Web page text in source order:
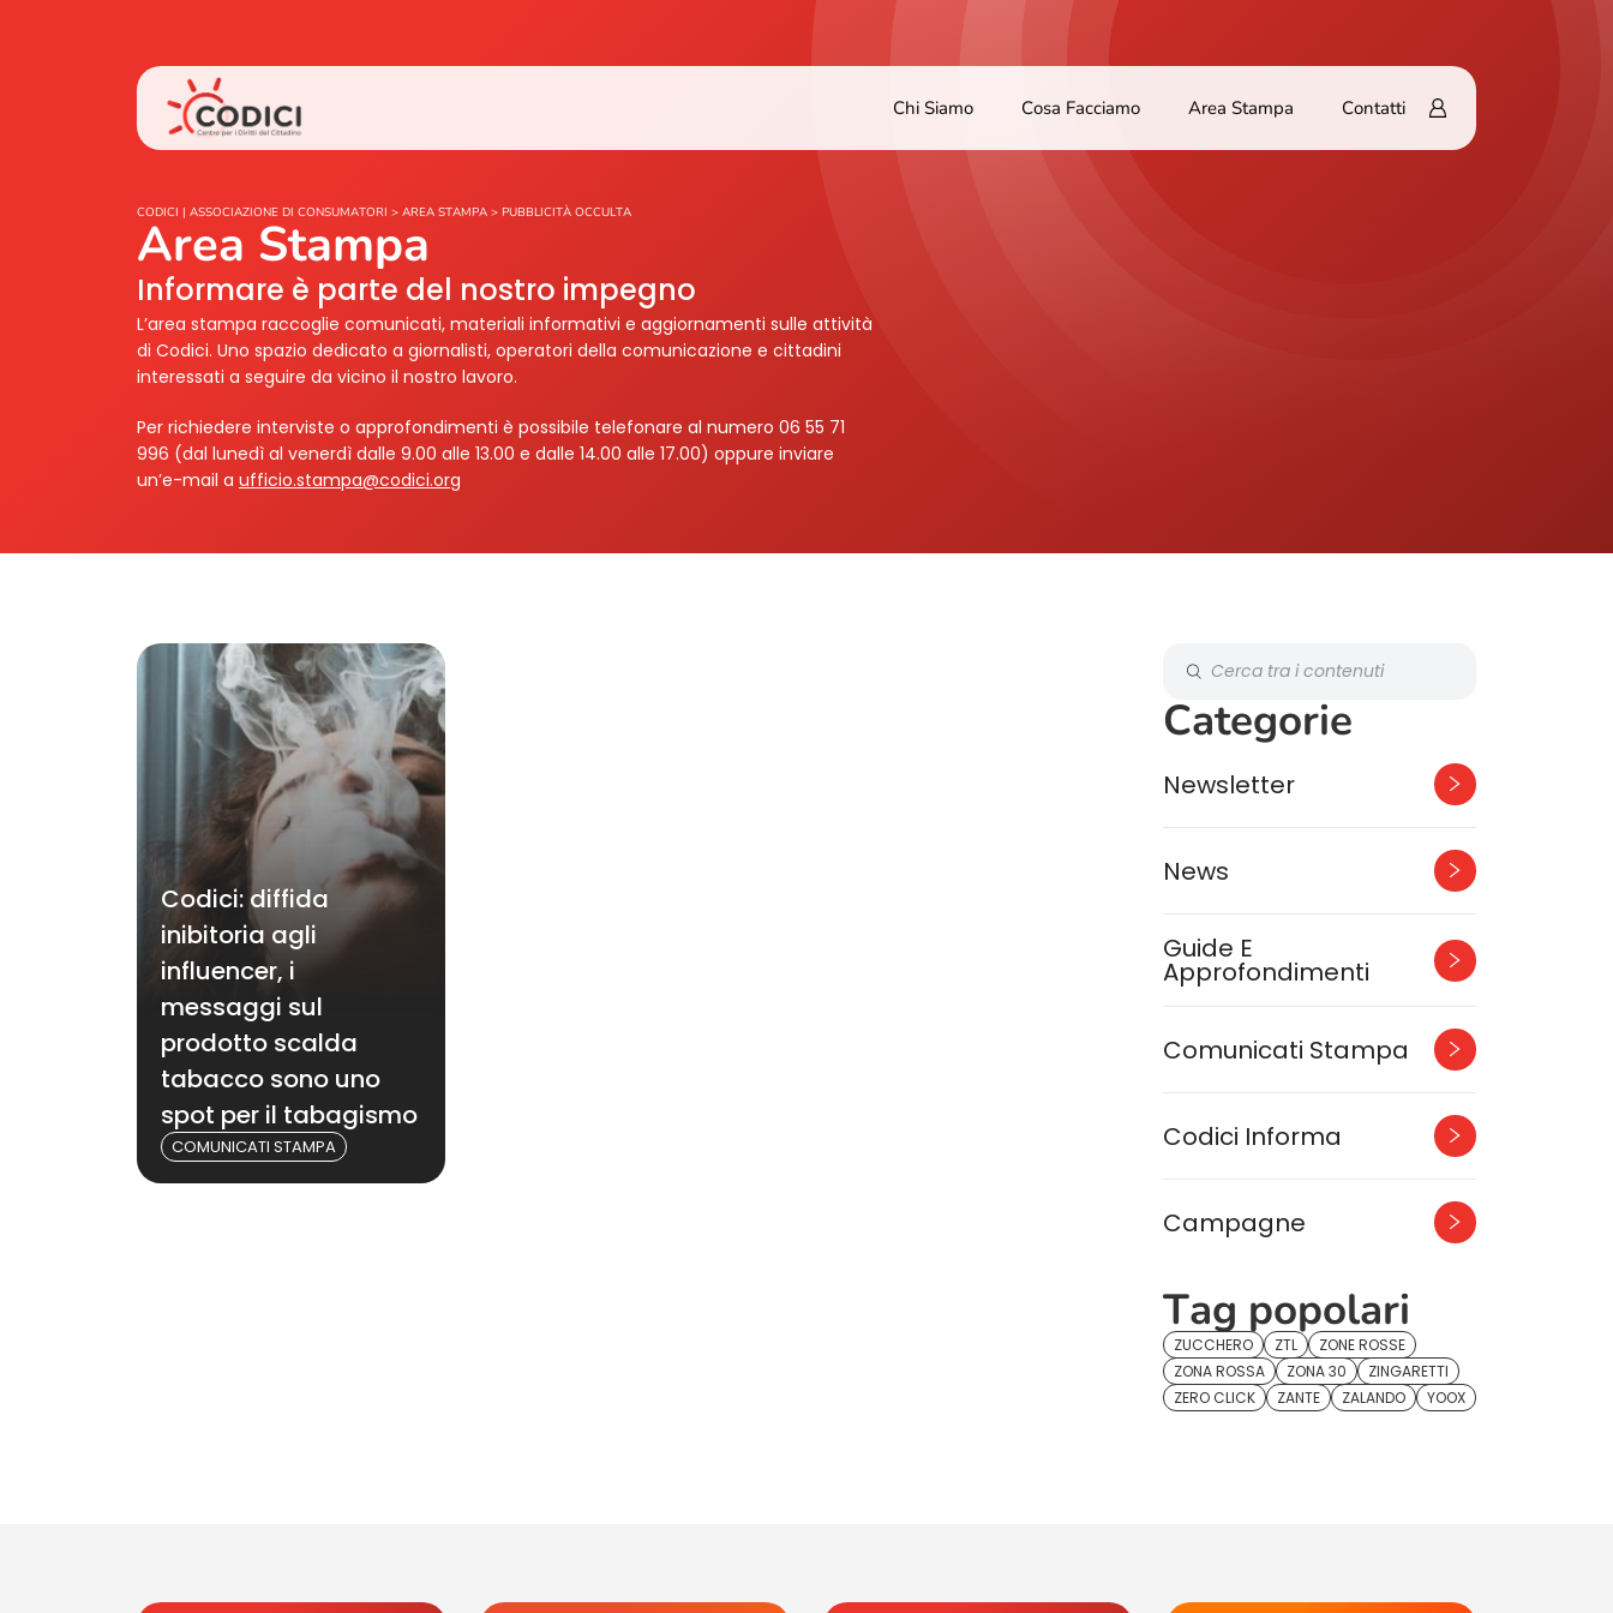
Chi Siamo Cosa Facciamo Area Stampa Contatti
CODICI | ASSOCIAZIONE DI CONSUMATORI > AREA STAMPA > PUBBLICITÀ OCCULTA
Area Stampa
Informare è parte del nostro impegno
L’area stampa raccoglie comunicati, materiali informativi e aggiornamenti sulle attività
di Codici. Uno spazio dedicato a giornalisti, operatori della comunicazione e cittadini
interessati a seguire da vicino il nostro lavoro.
Per richiedere interviste o approfondimenti è possibile telefonare al numero 06 55 71
996 (dal lunedì al venerdì dalle 9.00 alle 13.00 e dalle 14.00 alle 17.00) oppure inviare
un’e-mail a ufficio.stampa@codici.org
Codici: diffida
inibitoria agli
influencer, i
messaggi sul
prodotto scalda
tabacco sono uno
spot per il tabagismo
COMUNICATI STAMPA
Categorie
Newsletter
News
Guide E
Approfondimenti
Comunicati Stampa
Codici Informa
Campagne
Tag popolari
ZUCCHERO ZTL
ZONE ROSSE
ZONA ROSSA
ZONA 30
ZINGARETTI
ZERO CLICK
ZANTE ZALANDO YOOX